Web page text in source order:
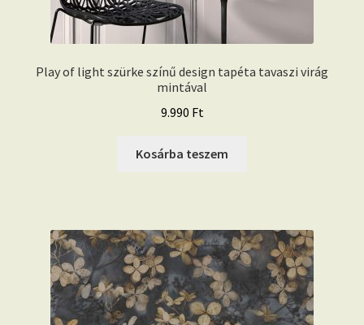
Play of light szürke színű design tapéta tavaszi virág
mintával
9.990 Ft
Kosárba teszem